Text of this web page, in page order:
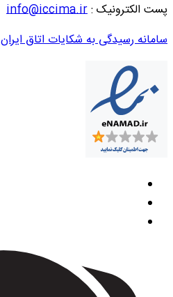
پست الکترونیک :info@iccima.ir
سامانه رسیدگی به شکایات اتاق ایران